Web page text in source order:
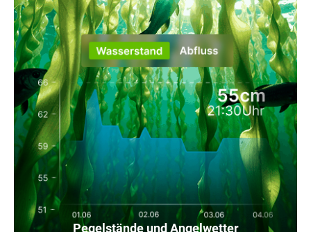
Pegelstände und Angelwetter